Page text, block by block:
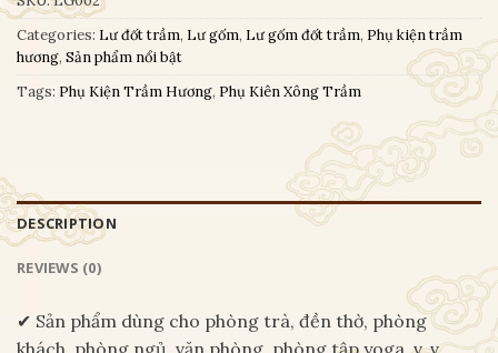
Categories: Lư đốt trầm, Lư gốm, Lư gốm đốt trầm, Phụ kiện trầm
hương, Sản phẩm nổi bật
Tags: Phụ Kiện Trầm Hương, Phụ Kiên Xông Trầm
DESCRIPTION
REVIEWS (0)
✔ Sản phẩm dùng cho phòng trà, đền thờ, phòng